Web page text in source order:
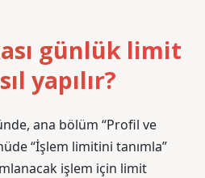
günlük limit
yapılır?
ana bölüm “Profil ve
“İşlem limitini tanımla”
işlem için limit